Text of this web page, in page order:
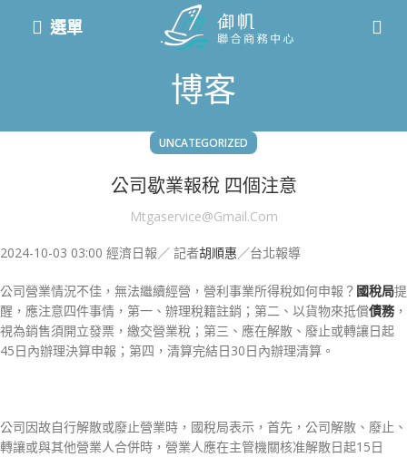
選單
博客
UNCATEGORIZED
公司歇業報稅 四個注意
Mtgaservice@gmail.com
2024-10-03 03:00 經濟日報／ 記者胡順惠／台北報導
公司營業情況不佳，無法繼續經營，營利事業所得稅如何申報？ 國稅局提
醒，應注意四件事情，第一、辦理稅籍註銷；第二、以貨物來抵償債務 ，
視為銷售須開立發票，繳交營業稅；第三、應在解散、廢止或轉讓日起
45日內辦理決算申報；第四，清算完結日30日內辦理清算。
公司因故自行解散或廢止營業時，國稅局表示，首先，公司解散、廢止、
轉讓或與其他營業人合併時，營業人應在主管機關核准解散日起15日